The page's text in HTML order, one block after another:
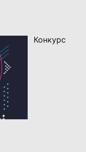
Конкурс